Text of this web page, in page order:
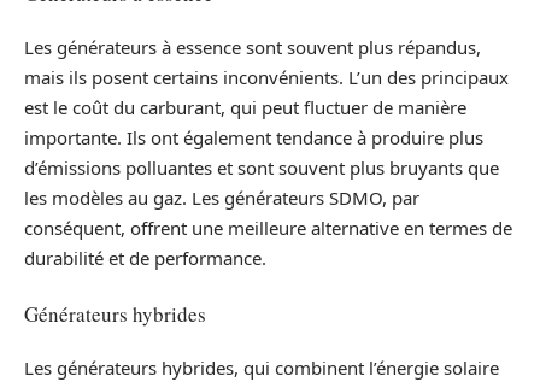
Les générateurs à essence sont souvent plus répandus,
mais ils posent certains inconvénients. L’un des principaux
est le coût du carburant, qui peut fluctuer de manière
importante. Ils ont également tendance à produire plus
d’émissions polluantes et sont souvent plus bruyants que
les modèles au gaz. Les générateurs SDMO, par
conséquent, offrent une meilleure alternative en termes de
durabilité et de performance.
Générateurs hybrides
Les générateurs hybrides, qui combinent l’énergie solaire